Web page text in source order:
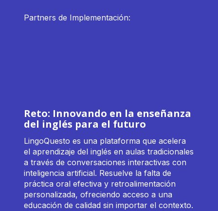
Partners de Implementación:
Reto: Innovando en la enseñanza
del inglés para el futuro
LingoQuesto es una plataforma que acelera
el aprendizaje del inglés en aulas tradicionales
a través de conversaciones interactivas con
inteligencia artificial. Resuelve la falta de
práctica oral efectiva y retroalimentación
personalizada, ofreciendo acceso a una
educación de calidad sin importar el contexto.